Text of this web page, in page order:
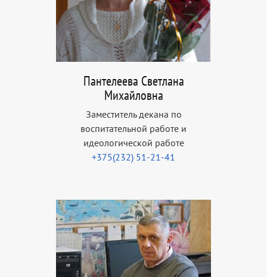
Пантелеева Светлана
Михайловна
Заместитель декана по
воспитательной работе и
идеологической работе
+375(232) 51-21-41